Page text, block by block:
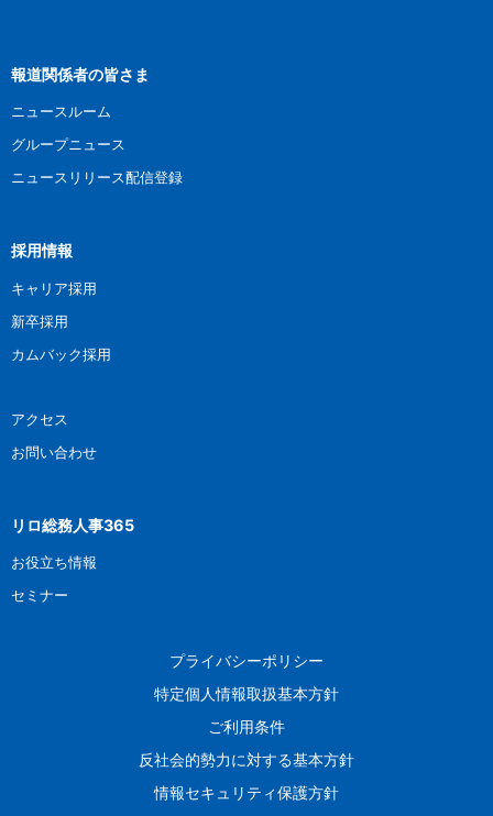
報道関係者の皆さま
ニュースルーム
グループニュース
ニュースリリース配信登録
採用情報
キャリア採用
新卒採用
カムバック採用
アクセス
お問い合わせ
リロ総務人事365
お役立ち情報
セミナー
プライバシーポリシー
特定個人情報取扱基本方針
ご利用条件
反社会的勢力に対する基本方針
情報セキュリティ保護方針